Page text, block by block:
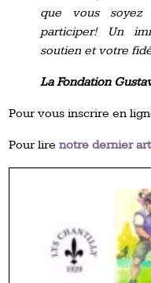
que vous soyez
participer! Un
soutien et votre
La Fondation
Pour vous inscrire en
Pour lirenotre dernier